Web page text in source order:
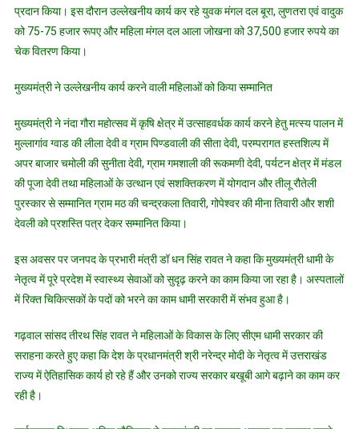
प्रदान किया। इस दौरान उल्लेखनीय कार्य कर रहे युवक मंगल दल बूरा, लुणतरा एवं वादुक
को 75-75 हजार रूपए और महिला मंगल दल आला जोखना को 37,500 हजार रुपये का
चेक वितरण किया।
मुख्यमंत्री ने उल्लेखनीय कार्य करने वाली महिलाओं को किया सम्मानित
मुख्यमंत्री ने नंदा गौरा महोत्सव में कृषि क्षेत्र में उत्साहवर्धक कार्य करने हेतु मत्स्य पालन में
मुल्लागांव ग्वाड की लीला देवी व ग्राम पिण्डवाली की सीता देवी, परम्परागत हस्तशिल्प में
अपर बाजार चमोली की सुनीता देवी, ग्राम गमशाली की रूकमणी देवी, पर्यटन क्षेत्र में मंडल
की पूजा देवी तथा महिलाओं के उत्थान एवं सशक्तिकरण में योगदान और तीलू रौतेली
पुरस्कार से सम्मानित ग्राम मठ की चन्द्रकला तिवारी, गोपेश्वर की मीना तिवारी और शशी
देवली को प्रशस्ति पत्र देकर सम्मानित किया।
इस अवसर पर जनपद के प्रभारी मंत्री डॉ धन सिंह रावत ने कहा कि मुख्यमंत्री धामी के
नेतृत्व में पूरे प्रदेश में स्वास्थ्य सेवाओं को सुदृढ़ करने का काम किया जा रहा है। अस्पतालों
में रिक्त चिकित्सकों के पदों को भरने का काम धामी सरकारी में संभव हुआ है।
गढ़वाल सांसद तीरथ सिंह रावत ने महिलाओं के विकास के लिए सीएम धामी सरकार की
सराहना करते हुए कहा कि देश के प्रधानमंत्री श्री नरेन्द्र मोदी के नेतृत्व में उत्तराखंड
राज्य में ऐतिहासिक कार्य हो रहे हैं और उनको राज्य सरकार बखूबी आगे बढ़ाने का काम कर
रही है।